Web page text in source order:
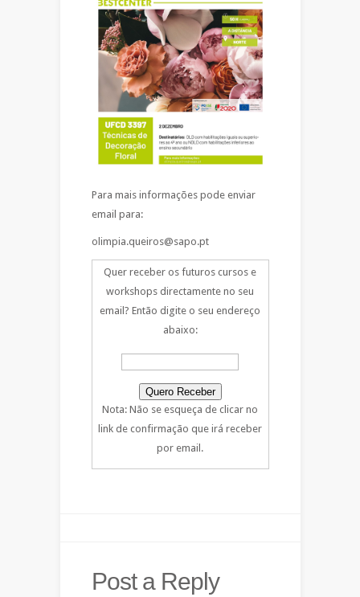
Para mais informações pode enviar
email para:
olimpia.queiros@sapo.pt
Quer receber os futuros cursos e
workshops directamente no seu
email? Então digite o seu endereço
abaixo:
Nota: Não se esqueça de clicar no
link de confirmação que irá receber
por email.
Post a Reply